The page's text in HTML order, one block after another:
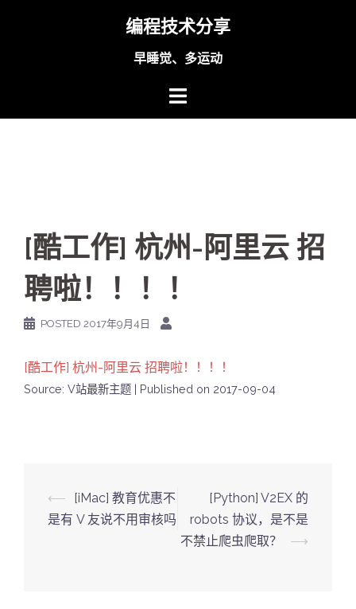
编程技术分享
早睡觉、多运动
[酷工作] 杭州-阿里云 招
聘啦！！！！
POSTED 2017年9月4日
[酷工作] 杭州-阿里云 招聘啦！！！！
Source: V站最新主题 Published on 2017-09-04
Post
navigation
⟵
[iMac] 教育优惠不
是有 V 友说不用审核吗
[Python] V2EX 的
robots 协议，是不是
不禁止爬虫爬取？
⟶